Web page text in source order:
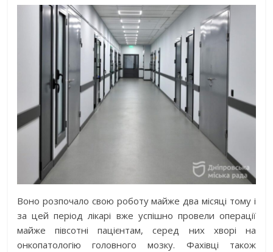
Воно розпочало свою роботу майже два місяці тому і
за цей період лікарі вже успішно провели операції
майже півсотні пацієнтам, серед них хворі на
онкопатологію головного мозку. Фахівці також